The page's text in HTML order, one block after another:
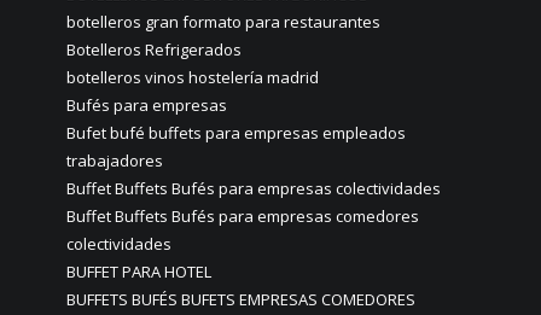
botelleros gran formato para restaurantes
Botelleros Refrigerados
botelleros vinos hostelería madrid
Bufés para empresas
Bufet bufé buffets para empresas empleados
trabajadores
Buffet Buffets Bufés para empresas colectividades
Buffet Buffets Bufés para empresas comedores
colectividades
BUFFET PARA HOTEL
BUFFETS BUFÉS BUFETS EMPRESAS COMEDORES